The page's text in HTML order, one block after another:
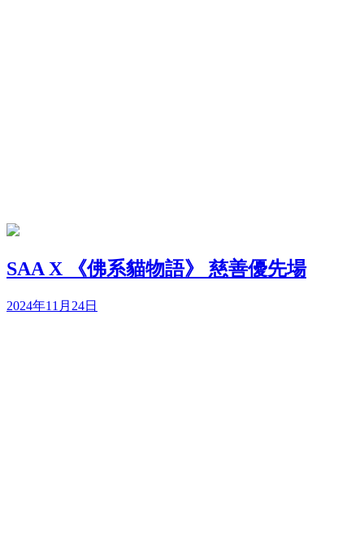
SAA X 《佛系貓物語》 慈善優先場
2024年11月24日